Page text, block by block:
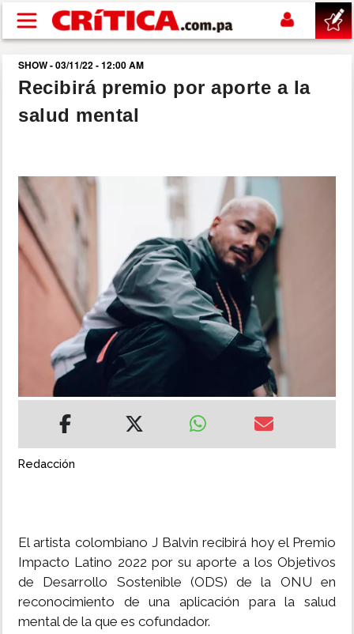
Pasar al contenido principal
buscar
SUCESOS
POLÍTICA
SHOW
DEPORTES
INSÓLITAS
MULTIMEDIA
SHOW - 03/11/22 - 12:00 AM
Recibirá premio por aporte a la
salud mental
Redacción
El artista colombiano J Balvin recibirá hoy el Premio
Impacto Latino 2022 por su aporte a los Objetivos
de Desarrollo Sostenible (ODS) de la ONU en
reconocimiento de una aplicación para la salud
mental de la que es cofundador.